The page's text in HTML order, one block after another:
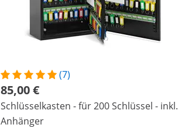
(7)
85,00 €
Schlüsselkasten - für 200 Schlüssel - inkl.
Anhänger